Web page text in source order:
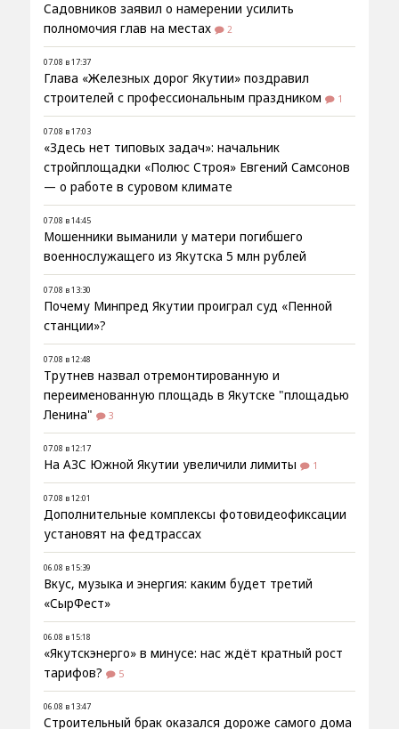
Садовников заявил о намерении усилить
полномочия глав на местах
2
07.08 в 17:37
Глава «Железных дорог Якутии» поздравил
строителей с профессиональным праздником
1
07.08 в 17:03
«Здесь нет типовых задач»: начальник
стройплощадки «Полюс Строя» Евгений Самсонов
— о работе в суровом климате
07.08 в 14:45
Мошенники выманили у матери погибшего
военнослужащего из Якутска 5 млн рублей
07.08 в 13:30
Почему Минпред Якутии проиграл суд «Пенной
станции»?
07.08 в 12:48
Трутнев назвал отремонтированную и
переименованную площадь в Якутске "площадью
Ленина"
3
07.08 в 12:17
На АЗС Южной Якутии увеличили лимиты 1
07.08 в 12:01
Дополнительные комплексы фотовидеофиксации
установят на федтрассах
06.08 в 15:39
Вкус, музыка и энергия: каким будет третий
«СырФест»
06.08 в 15:18
«Якутскэнерго» в минусе: нас ждёт кратный рост
тарифов?
5
06.08 в 13:47
Строительный брак оказался дороже самого дома